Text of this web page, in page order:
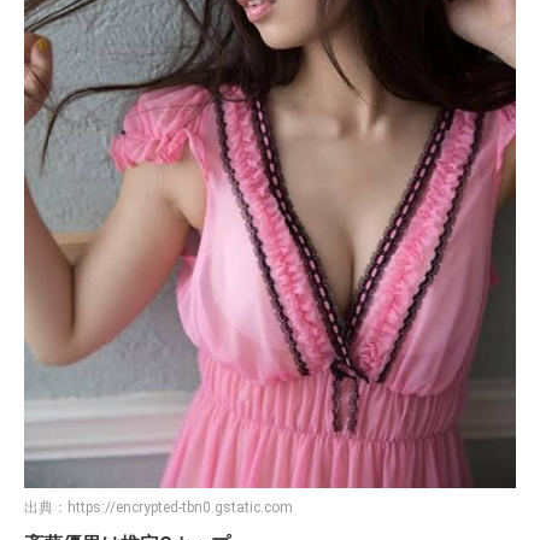
出典： https://encrypted-tbn0.gstatic.com